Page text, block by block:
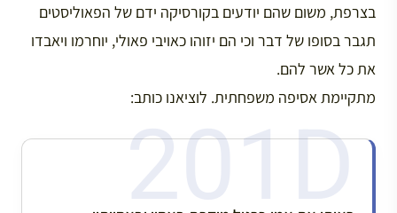
בצרפת, משום שהם יודעים בקורסיקה ידם של הפאוליסטים
תגבר בסופו של דבר וכי הם יזוהו כאויבי פאולי, יוחרמו ויאבדו
את כל אשר להם.
מתקיימת אסיפה משפחתית. לוציאנו כותב: